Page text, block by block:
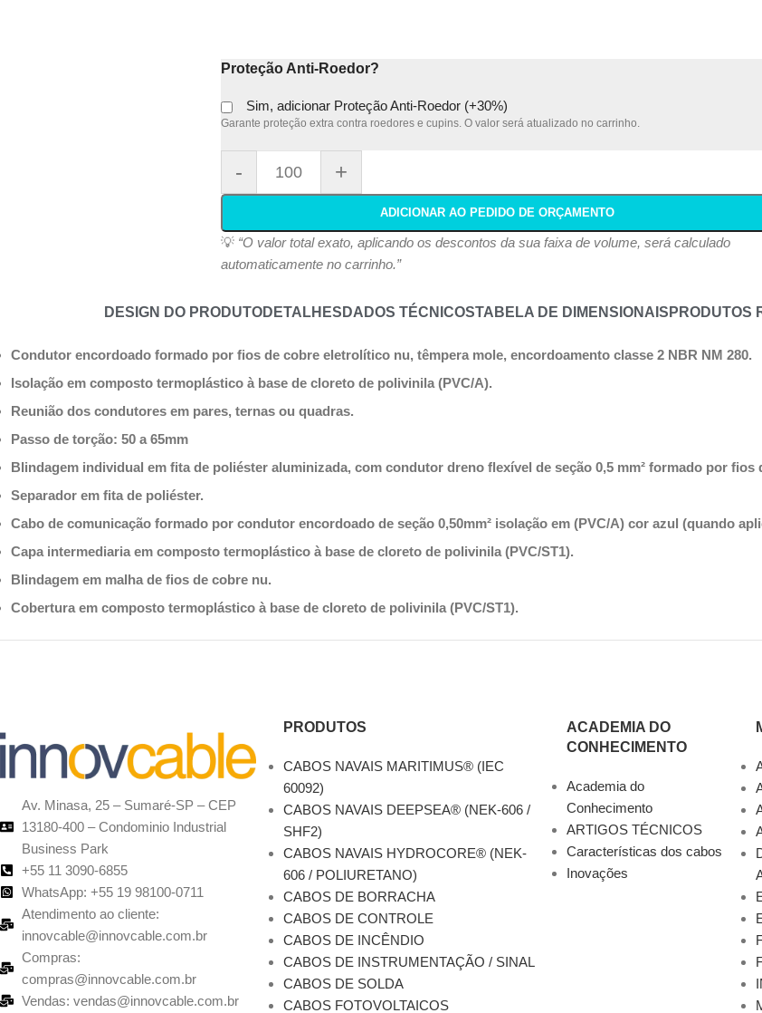
Proteção Anti-Roedor?
Sim, adicionar Proteção Anti-Roedor (+30%)
Garante proteção extra contra roedores e cupins. O valor será atualizado no carrinho.
- +
ADICIONAR AO PEDIDO DE ORÇAMENTO
💡 “O valor total exato, aplicando os descontos da sua faixa de volume, será calculado
automaticamente no carrinho.”
DESIGN DO PRODUTODETALHES DADOS TÉCNICOSTABELA DE DIMENSIONAIS PRODUTOS
Condutor encordoado formado por fios de cobre eletrolítico nu, têmpera mole, encordoamento classe 2 NBR NM 280.
Isolação em composto termoplástico à base de cloreto de polivinila (PVC/A).
Reunião dos condutores em pares, ternas ou quadras.
Passo de torção: 50 a 65mm
Blindagem individual em fita de poliéster aluminizada, com condutor dreno flexível de seção 0,5 mm² formado por
Separador em fita de poliéster.
Cabo de comunicação formado por condutor encordoado de seção 0,50mm² isolação em (PVC/A) cor azul (quando
Capa intermediaria em composto termoplástico à base de cloreto de polivinila (PVC/ST1).
Blindagem em malha de fios de cobre nu.
Cobertura em composto termoplástico à base de cloreto de polivinila (PVC/ST1).
Av. Minasa, 25 – Sumaré-SP – CEP
13180-400 – Condominio Industrial
Business Park
+55 11 3090-6855
WhatsApp: +55 19 98100-0711
Atendimento ao cliente:
innovcable@innovcable.com.br
Compras:
compras@innovcable.com.br
Vendas: vendas@innovcable.com.br
PRODUTOS
CABOS NAVAIS MARITIMUS® (IEC
60092)
CABOS NAVAIS DEEPSEA® (NEK-606 /
SHF2)
CABOS NAVAIS HYDROCORE® (NEK-
606 / POLIURETANO)
CABOS DE BORRACHA
CABOS DE CONTROLE
CABOS DE INCÊNDIO
CABOS DE INSTRUMENTAÇÃO / SINAL
CABOS DE SOLDA
CABOS FOTOVOLTAICOS
ACADEMIA DO
CONHECIMENTO
Academia do
Conhecimento
ARTIGOS TÉCNICOS
Características dos cabos
Inovações